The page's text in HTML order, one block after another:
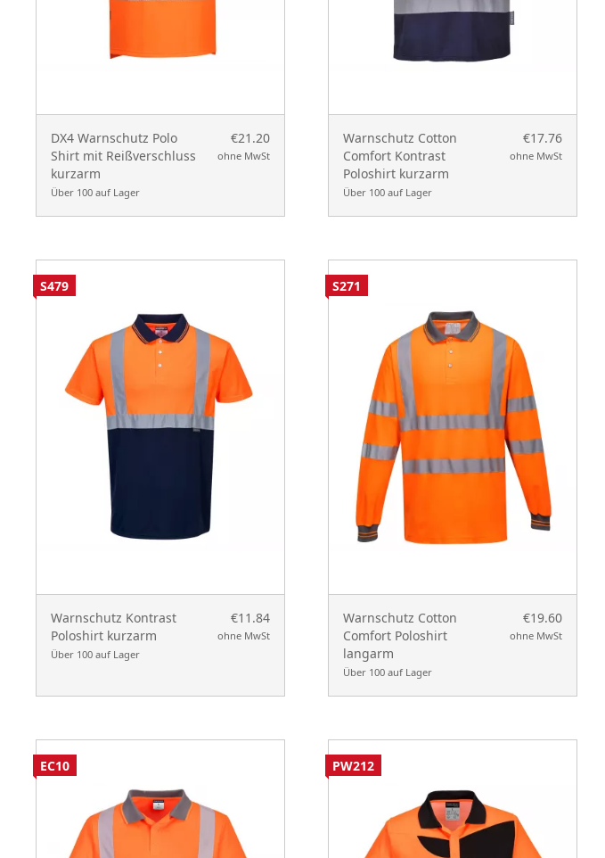
DX4 Warnschutz Polo
Shirt mit Reißverschluss
kurzarm
Über 100 auf Lager
€21.20
ohne MwSt
Warnschutz Cotton
Comfort Kontrast
Poloshirt kurzarm
Über 100 auf Lager
€17.76
ohne MwSt
Warnschutz Kontrast
Poloshirt kurzarm
Über 100 auf Lager
€11.84
ohne MwSt
S479
Warnschutz Cotton
Comfort Poloshirt
langarm
Über 100 auf Lager
€19.60
ohne MwSt
S271
EC10 PW212